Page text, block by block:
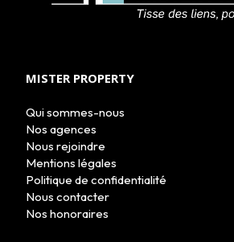
NOS AGENCES
NOUS REJOINDRE
CONTACT
MISTER PROPERTY
Qui sommes-nous
Nos agences
Nous rejoindre
Mentions légales
Politique de confidentialité
Nous contacter
Nos honoraires